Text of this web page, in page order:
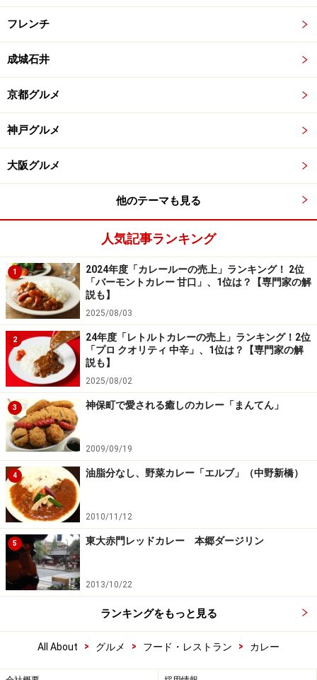
フレンチ
成城石井
京都グルメ
神戸グルメ
大阪グルメ
他のテーマも見る
人気記事ランキング
1
2024年度「カレールーの売上」ランキング！ 2位
「バーモントカレー 甘口」、1位は？【専門家の解
説も】
2025/08/03
2
24年度「レトルトカレーの売上」ランキング！2位
「プロ クオリティ 中辛」、1位は？【専門家の解
説も】
2025/08/02
3 神保町で愛される癒しのカレー「まんてん」
2009/09/19
4 油脂分なし、野菜カレー「エルブ」（中野新橋）
2010/11/12
5 東大赤門レッドカレー 本郷ダージリン
2013/10/22
ランキングをもっと見る
All About > グルメ > フード・レストラン > カレー